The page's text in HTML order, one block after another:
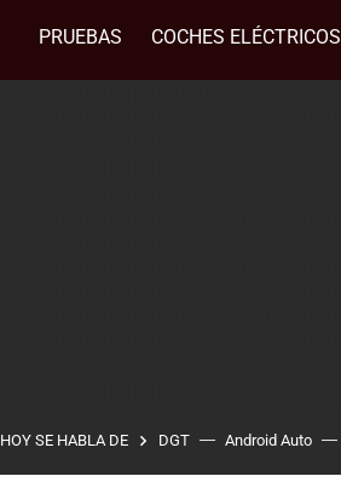
PRUEBAS COCHES ELÉCTRICOS
HOY SE HABLA DE DGT Android Auto